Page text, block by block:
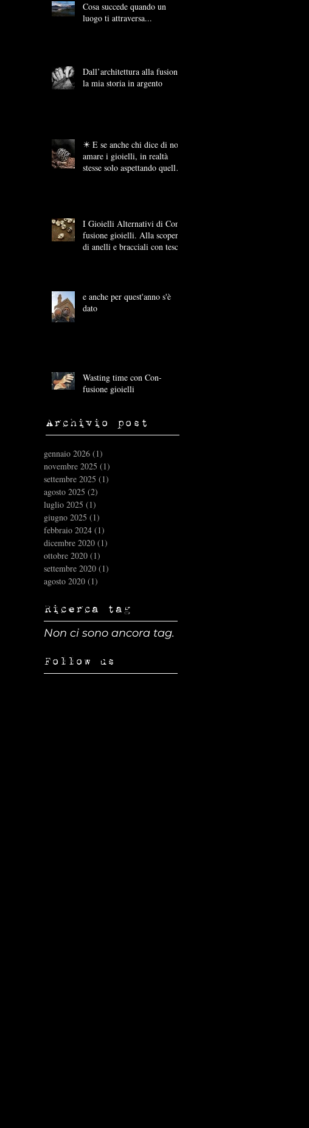
Cosa succede quando un
luogo ti attraversa...
Dall’architettura alla fusione:
la mia storia in argento
✴️ E se anche chi dice di non
amare i gioielli, in realtà
stesse solo aspettando quello
I Gioielli Alternativi di Con-
fusione gioielli. Alla scoperta
di anelli e bracciali con teschi
e anche per quest'anno s'è
dato
Wasting time con Con-
fusione gioielli
Archivio post
gennaio 2026 (1)
novembre 2025 (1)
settembre 2025 (1)
agosto 2025 (2)
luglio 2025 (1)
giugno 2025 (1)
febbraio 2024 (1)
dicembre 2020 (1)
ottobre 2020 (1)
settembre 2020 (1)
agosto 2020 (1)
Ricerca tag
Non ci sono ancora tag.
Follow us